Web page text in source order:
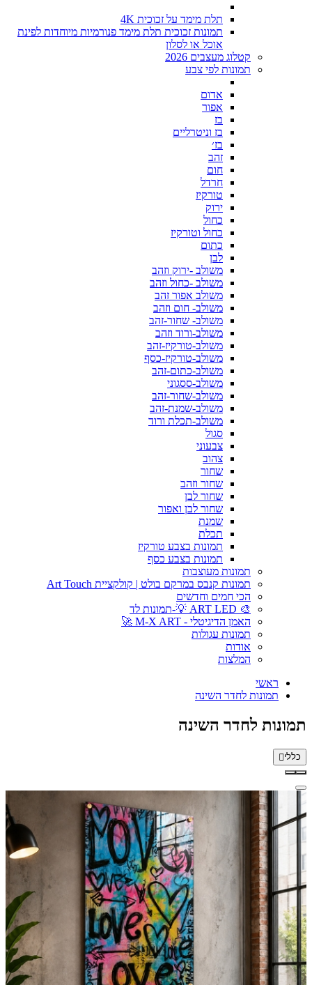
תלת מימד על זכוכית 4K
תמונות זכוכית תלת מימד פנורמיות מיוחדות לפינת
אוכל או לסלון
קטלוג מעצבים 2026
תמונות לפי צבע
אדום
אפור
בז
בז וניטרליים
בז׳
זהב
חום
חרדל
טורקיז
ירוק
כחול
כחול וטורקיז
כתום
לבן
משולב -ירוק וזהב
משולב -כחול וזהב
משולב אפור זהב
משולב- חום וזהב
משולב- שחור-זהב
משולב-ורוד וזהב
משולב-טורקיז-זהב
משולב-טורקיז-כסף
משולב-כתום-זהב
משולב-ססגוני
משולב-שחור-זהב
משולב-שמנת-זהב
משולב-תכלת ורוד
סגול
צבעוני
צהוב
שחור
שחור וזהב
שחור לבן
שחור לבן ואפור
שמנת
תכלת
תמונות בצבע טורקיז
תמונות בצבע כסף
תמונות מעוצבות
תמונות קנבס במרקם בולט | קולקציית Art Touch
הכי חמים וחדשים
🎨 ART LED 💡-תמונות לד
האמן הדיגיטלי - M-X ART 🚀
תמונות עגולות
אודות
המלצות
ראשי
תמונות לחדר השינה
תמונות לחדר השינה
כללי